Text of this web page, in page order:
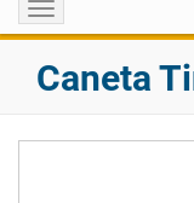
Toggle
navigation
Caneta